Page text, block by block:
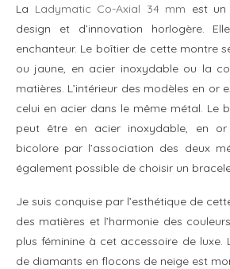
La Ladymatic Co-Axial 34 mm est
design et d’innovation horlogère.
enchanteur. Le boîtier de cette montre
ou jaune, en acier inoxydable ou la
matières. L’intérieur des modèles en or
celui en acier dans le même métal. Le
peut être en acier inoxydable, en
bicolore par l’association des deux
également possible de choisir un
Je suis conquise par l’esthétique de
des matières et l’harmonie des
plus féminine à cet accessoire de luxe.
de diamants en flocons de neige est